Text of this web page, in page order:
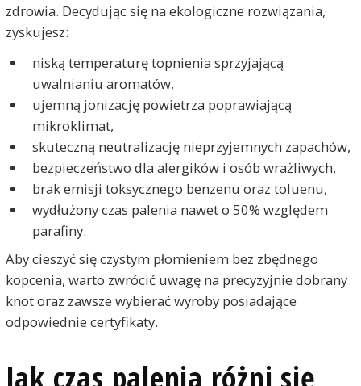
zdrowia. Decydując się na ekologiczne rozwiązania,
zyskujesz:
niską temperaturę topnienia sprzyjającą
uwalnianiu aromatów,
ujemną jonizację powietrza poprawiającą
mikroklimat,
skuteczną neutralizację nieprzyjemnych zapachów,
bezpieczeństwo dla alergików i osób wrażliwych,
brak emisji toksycznego benzenu oraz toluenu,
wydłużony czas palenia nawet o 50% względem
parafiny.
Aby cieszyć się czystym płomieniem bez zbędnego
kopcenia, warto zwrócić uwagę na precyzyjnie dobrany
knot oraz zawsze wybierać wyroby posiadające
odpowiednie certyfikaty.
Jak czas palenia różni się